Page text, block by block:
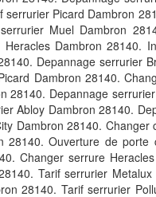
Picard Dambron
Muel Dambron
Dambron 28140.
Depannage serrurier
Dambron 28140.
Depannage
Abloy Dambron 28140.
Dambron 28140.
Ouverture de
Changer serrure
Tarif serrurier
28140. Tarif serrurier